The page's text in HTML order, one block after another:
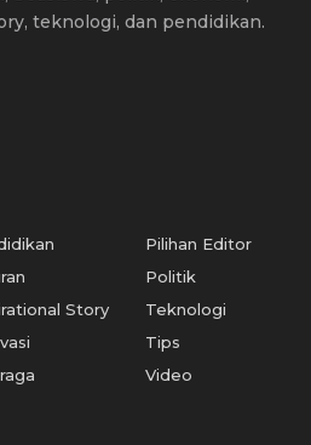
teknologi, dan pendidikan.
Story
Pilihan Editor
Politik
Teknologi
Tips
Video